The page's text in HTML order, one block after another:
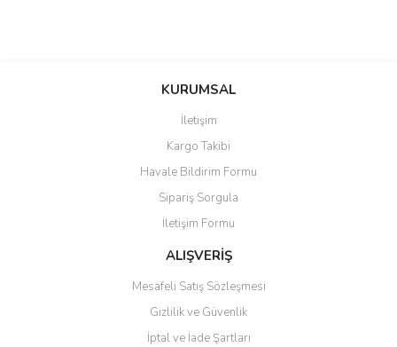
KURUMSAL
İletişim
Kargo Takibi
Havale Bildirim Formu
Sipariş Sorgula
İletişim Formu
ALIŞVERİŞ
Mesafeli Satış Sözleşmesi
Gizlilik ve Güvenlik
İptal ve İade Şartları